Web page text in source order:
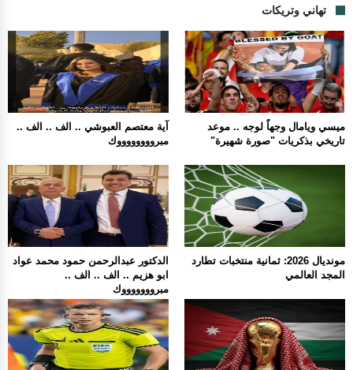
تهاني وتريكات
آية معتصم العبوشي .. الف .. الف ..
مبرووووووووك
ميسي ويامال وجهاً لوجه .. موعد
تاريخي بذكريات "صورة شهيرة"
الدكتور عبدالرحمن حمود محمد عواد
ابو هزيم .. الف .. الف ..
مبروووووووك
مونديال 2026: ثمانية منتخبات تطارد
المجد العالمي